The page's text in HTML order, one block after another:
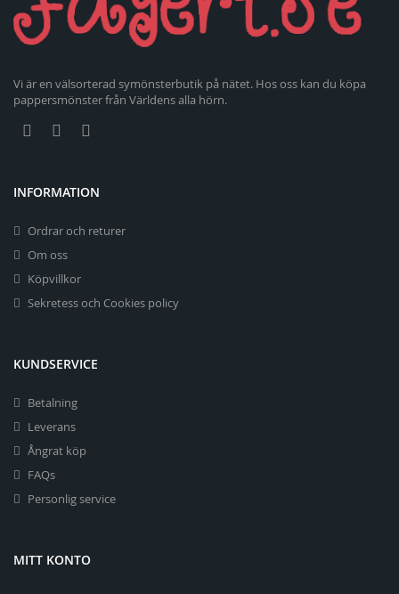
Vi är en välsorterad symönsterbutik på nätet. Hos oss kan du köpa
pappersmönster från Världens alla hörn.
INFORMATION
Ordrar och returer
Om oss
Köpvillkor
Sekretess och Cookies policy
KUNDSERVICE
Betalning
Leverans
Ångrat köp
FAQs
Personlig service
MITT KONTO